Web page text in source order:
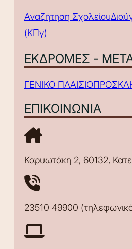
Αναζήτηση Σχολείου
(ΚΠγ)
ΕΚΔΡΟΜΕΣ -
ΓΕΝΙΚΟ ΠΛΑΙΣΙΟ
ΕΠΙΚΟΙΝΩΝΙΑ
Καρυωτάκη 2, 60132,
23510 49900